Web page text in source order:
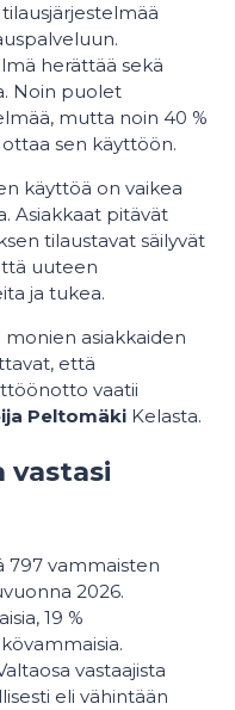
herättää sekä
Noin puolet
mutta noin 40 %
sen käyttöön.
käyttöä on vaikea
Asiakkaat pitävät
tilaustavat säilyvät
uuteen
ja tukea.
asiakkaiden
että
vaatii
Peltomäki Kelasta.
vastasi
797 vammaisten
2026.
19 %
vastaajista
eli vähintään